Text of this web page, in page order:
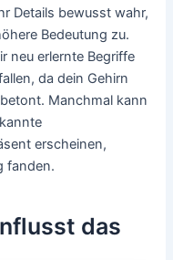
Details bewusst wahr,
Bedeutung zu.
neu erlernte Begriffe
da dein Gehirn
Manchmal kann
erscheinen,
fanden.
das